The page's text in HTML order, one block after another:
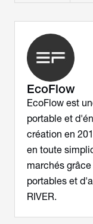
EcoFlow
EcoFlow est
portable et
création en
en toute
marchés
portables et
RIVER.